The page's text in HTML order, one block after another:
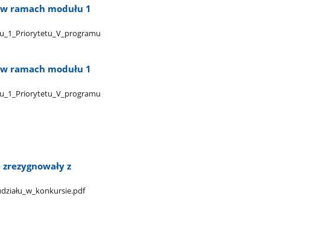
ramach modułu 1
ramach modułu 1
z